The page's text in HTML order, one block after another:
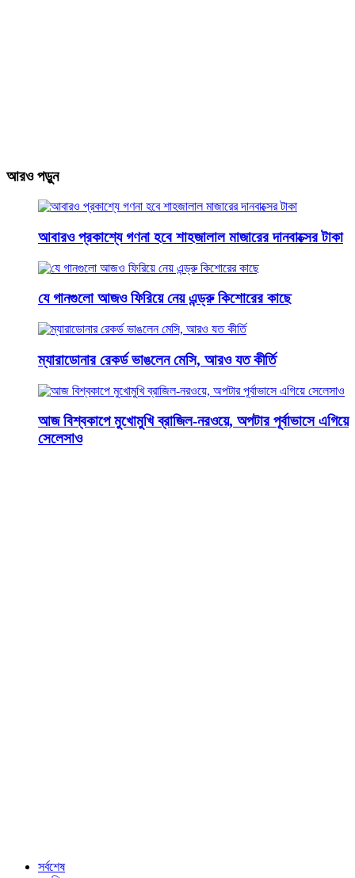
আরও পড়ুন
আবারও প্রকাশ্যে গণনা হবে শাহজালাল মাজারের দানবাক্সের টাকা
যে গানগুলো আজও ফিরিয়ে নেয় এন্ড্রু কিশোরের কাছে
ম্যারাডোনার রেকর্ড ভাঙলেন মেসি, আরও যত কীর্তি
আজ বিশ্বকাপে মুখোমুখি ব্রাজিল-নরওয়ে, অপটার পূর্বাভাসে এগিয়ে
সেলেসাও
সর্বশেষ